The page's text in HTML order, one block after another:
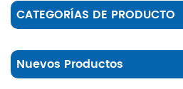
CATEGORÍAS DE PRODUCTO
Nuevos Productos